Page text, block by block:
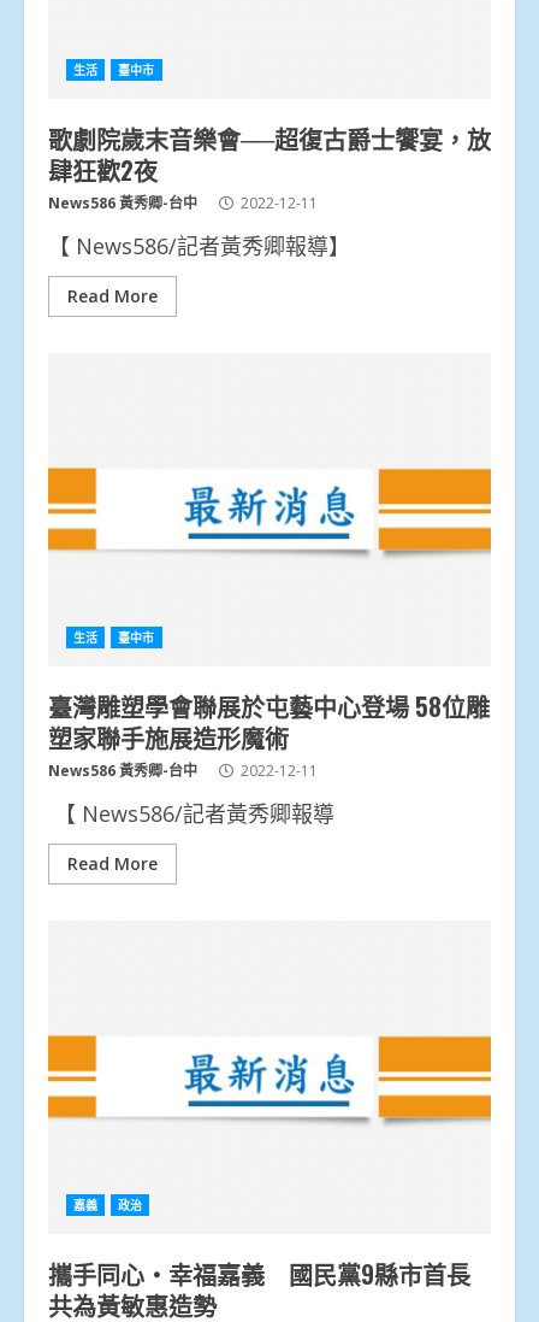
生活 臺中市
歌劇院歲末音樂會──超復古爵士饗宴，放
肆狂歡2夜
News586 黃秀卿-台中 2022-12-11
【 News586/記者黃秀卿報導】
Read More
生活 臺中市
臺灣雕塑學會聯展於屯藝中心登場 58位雕
塑家聯手施展造形魔術
News586 黃秀卿-台中 2022-12-11
【 News586/記者黃秀卿報導
Read More
嘉義 政治
攜手同心‧幸福嘉義 國民黨9縣市首長
共為黃敏惠造勢